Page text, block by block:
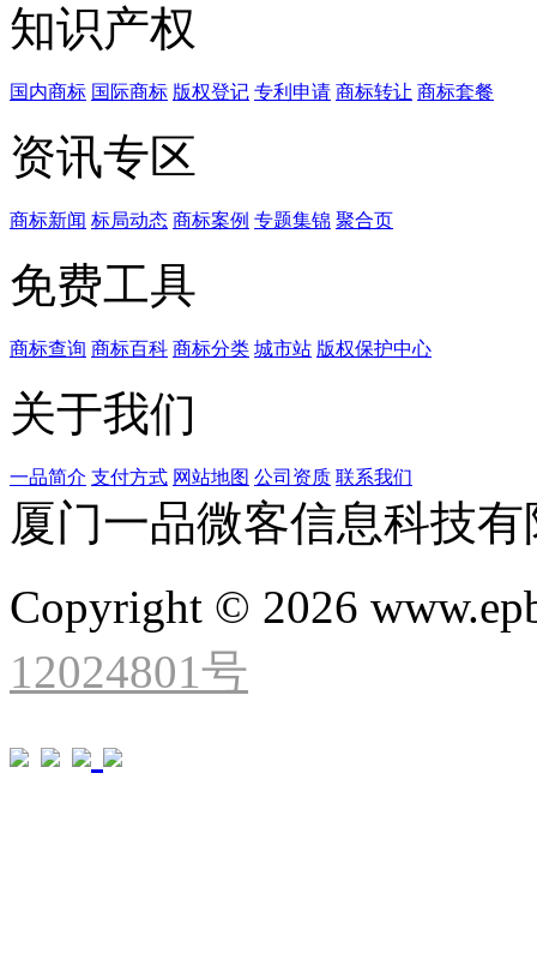
知识产权
国内商标 国际商标 版权登记 专利申请 商标转让 商标套餐
资讯专区
商标新闻 标局动态 商标案例 专题集锦 聚合页
免费工具
商标查询 商标百科 商标分类 城市站 版权保护中心
关于我们
一品简介 支付方式 网站地图 公司资质 联系我们
厦门一品微客信息科技
Copyright © 2026
12024801号